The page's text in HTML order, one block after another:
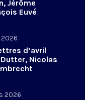
Jérôme
Euvé
d’avril
Nicolas
2026